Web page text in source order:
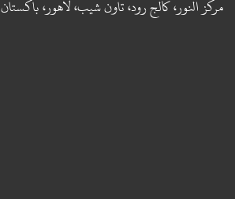
مركز النور، كالج رود، تاون شيب، لاهور، باكستان